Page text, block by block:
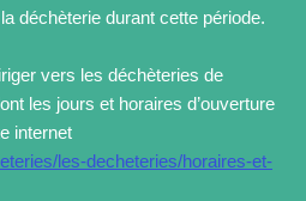
déchèterie durant cette période.
vers les déchèteries de
les jours et horaires d’ouverture
internet
les-decheteries/horaires-et-